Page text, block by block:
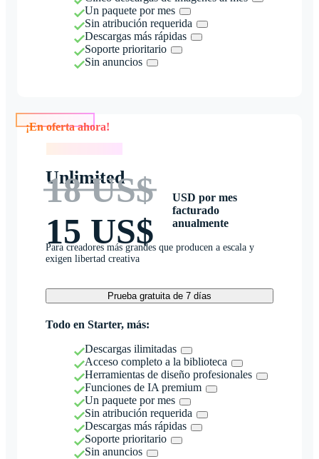
Un paquete por mes
Sin atribución requerida
Descargas más rápidas
Soporte prioritario
Sin anuncios
Unlimited
18 US$
15 US$
USD por mes
facturado
anualmente
Para creadores más grandes que producen a escala y
exigen libertad creativa
Prueba gratuita de 7 días
Todo en Starter, más:
Descargas ilimitadas
Acceso completo a la biblioteca
Herramientas de diseño profesionales
Funciones de IA premium
Un paquete por mes
Sin atribución requerida
Descargas más rápidas
Soporte prioritario
Sin anuncios